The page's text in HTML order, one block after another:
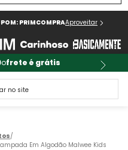
PRIMCOMPRAAproveitar
ofrete é grátis
site
Em Algodão Malwee Kids